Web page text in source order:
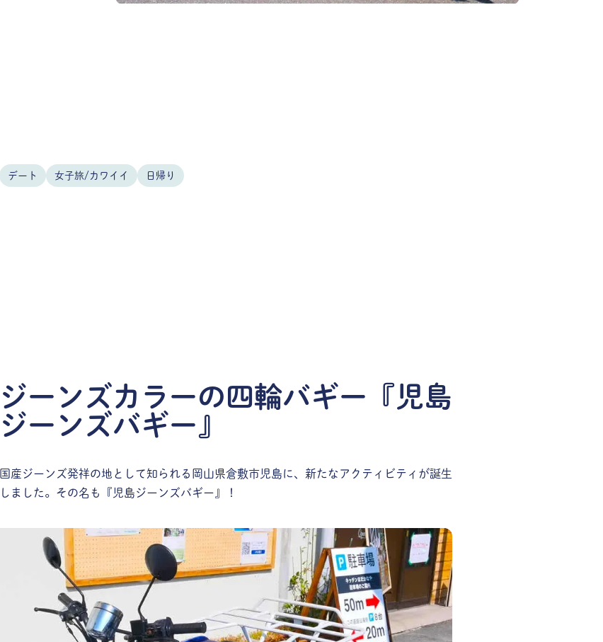
デート 女子旅/カワイイ 日帰り
ジーンズカラーの四輪バギー『児島
ジーンズバギー』
国産ジーンズ発祥の地として知られる岡山県倉敷市児島に、新たなアクティビティが誕生
しました。その名も『児島ジーンズバギー』！